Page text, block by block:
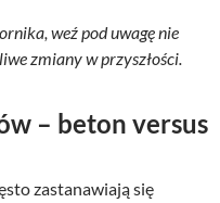
weź pod uwagę nie
zmiany w przyszłości.
– beton versus
zastanawiają się